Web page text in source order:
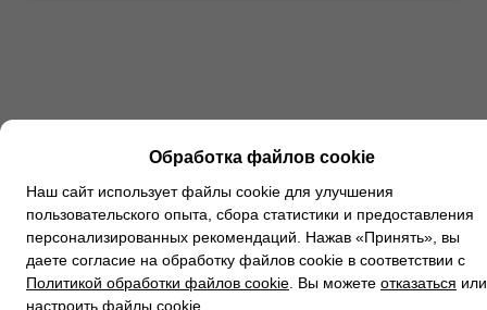
Обработка файлов cookie
Наш сайт использует файлы cookie для улучшения
пользовательского опыта, сбора статистики и предоставления
персонализированных рекомендаций. Нажав «Принять», вы
даете согласие на обработку файлов cookie в соответствии с
Политикой обработки файлов cookie . Вы можете отказаться или
настроить файлы cookie